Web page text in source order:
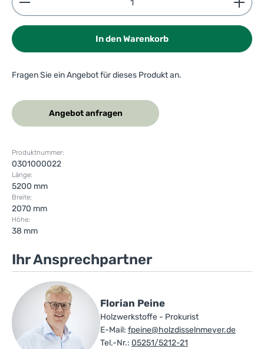
In den Warenkorb
Fragen Sie ein Angebot für dieses Produkt an.
Angebot anfragen
Produktnummer:
0301000022
Länge:
5200 mm
Breite:
2070 mm
Höhe:
38 mm
Ihr Ansprechpartner
Florian Peine
Holzwerkstoffe - Prokurist
E-Mail: fpeine@holzdisselnmeyer.de
Tel.-Nr.: 05251/5212-21